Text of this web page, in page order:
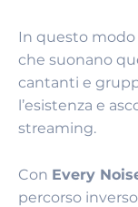
In questo modo
che suonano
cantanti e
l’esistenza e
streaming.
Con Every
percorso